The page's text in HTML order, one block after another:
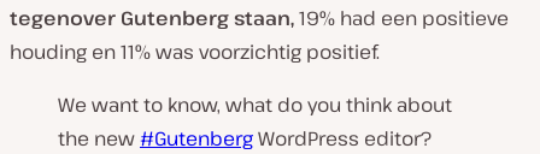
tegenover Gutenberg staan,19% had een positieve
houding en 11% was voorzichtig positief.
We want to know, what do you think about
the new#GutenbergWordPress editor?